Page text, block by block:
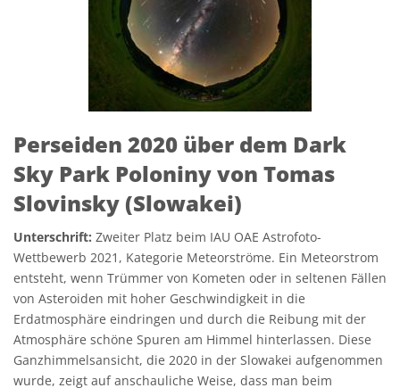
Perseiden 2020 über dem Dark
Sky Park Poloniny von Tomas
Slovinsky (Slowakei)
Unterschrift: Zweiter Platz beim IAU OAE Astrofoto-
Wettbewerb 2021, Kategorie Meteorströme. Ein Meteorstrom
entsteht, wenn Trümmer von Kometen oder in seltenen Fällen
von Asteroiden mit hoher Geschwindigkeit in die
Erdatmosphäre eindringen und durch die Reibung mit der
Atmosphäre schöne Spuren am Himmel hinterlassen. Diese
Ganzhimmelsansicht, die 2020 in der Slowakei aufgenommen
wurde, zeigt auf anschauliche Weise, dass man beim